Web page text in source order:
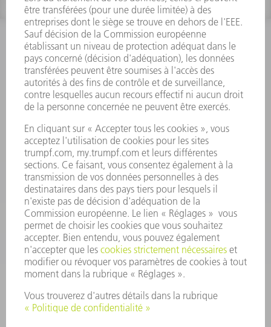
INFORMATION
Foire aux questions
Termes et conditions
CONTACT
01 48 17 37 73
Lun - Jeu 08:00h - 16:30h
Ven 08:00h - 12:30h
outillages@fr.TRUMPF.com
CONTACT
Pièces Détachées
01 48 17 37 57
Lun – Ven 8:30h - 17:30h
pieces.detachees@trumpf.com